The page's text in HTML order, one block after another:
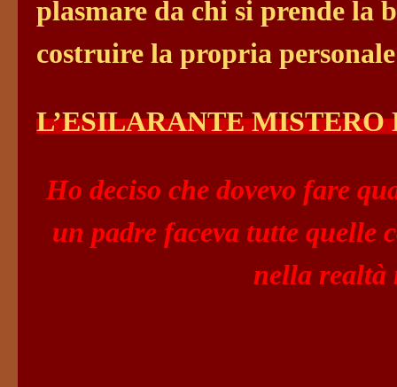
plasmare da chi si prende la
costruire la propria
L’ESILARANTE MISTERO
Ho deciso che dovevo fare
un padre faceva tutte quelle
nella realtà